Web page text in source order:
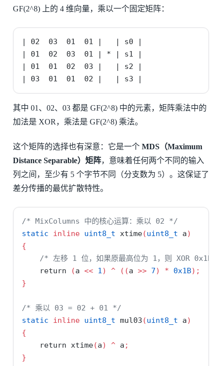
GF(2^8) 上的 4 维向量，乘以一个固定矩阵：
| 02  03  01  01 |   | s0 |
| 01  02  03  01 | * | s1 |
| 01  01  02  03 |   | s2 |
| 03  01  01  02 |   | s3 |
其中 01、02、03 都是 GF(2^8) 中的元素，矩阵乘法中的
加法是 XOR，乘法是 GF(2^8) 乘法。
这个矩阵的选择也有深意：它是一个 MDS（Maximum
Distance Separable）矩阵，意味着任何两个不同的输入
列之间，至少有 5 个字节不同（分支数为 5）。这保证了
差分传播的最优扩散特性。
/* MixColumns 中的核心运算：乘以 02 */
static
inline uint8_t xtime(uint8_t a)
{
/* 左移 1 位，如果原最高位为 1，则 XOR
return
(a << 1) ^ ((a >> 7) * 0x1B);
}
/* 乘以 03 = 02 + 01 */
static
inline uint8_t mul03 (uint8_t a)
{
return xtime(a) ^ a ;
}